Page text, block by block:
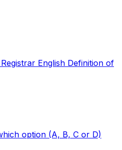
English Definition of
option (A, B, C or D)